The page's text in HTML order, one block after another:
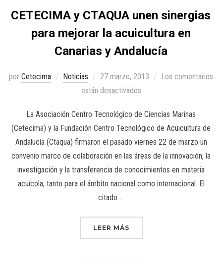
CETECIMA y CTAQUA unen sinergias
para mejorar la acuicultura en
Canarias y Andalucía
por Cetecima Noticias 27 marzo, 2013
Los comentarios
están desactivados
La Asociación Centro Tecnológico de Ciencias Marinas
(Cetecima) y la Fundación Centro Tecnológico de Acuicultura de
Andalucía (Ctaqua) firmaron el pasado viernes 22 de marzo un
convenio marco de colaboración en las áreas de la innovación, la
investigación y la transferencia de conocimientos en materia
acuícola, tanto para el ámbito nacional como internacional. El
citado …
LEER MÁS